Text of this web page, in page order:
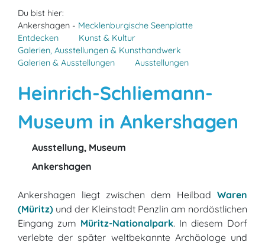
Du bist hier:
Ankershagen - Mecklenburgische Seenplatte
Entdecken
Kunst & Kultur
Galerien, Ausstellungen & Kunsthandwerk
Galerien & Ausstellungen
Ausstellungen
Heinrich-Schliemann-
Museum in Ankershagen
Ausstellung, Museum
Ankershagen
Ankershagen liegt zwischen dem Heilbad Waren
(Müritz) und der Kleinstadt Penzlin am nordöstlichen
Eingang zum Müritz-Nationalpark. In diesem Dorf
verlebte der später weltbekannte Archäologe und